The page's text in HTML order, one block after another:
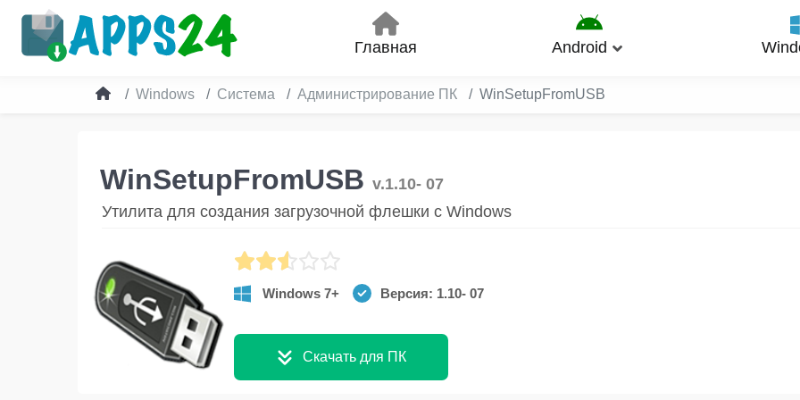
Главная Android
Windows Система Администрирование ПК WinSetupFromUSB
WinSetupFromUSB v.1.10- 07
Утилита для создания загрузочной флешки с Windows
Windows 7+ Версия: 1.10- 07
Скачать для ПК